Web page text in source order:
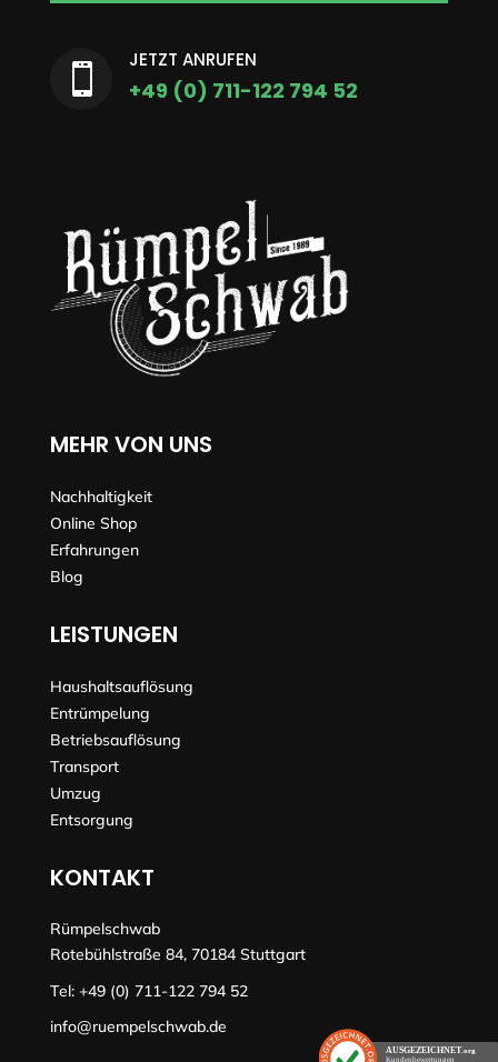
AUSGEZEICHNET.org

JETZT ANRUFEN
+49 (0) 711-122 794 52
MEHR VON UNS
Nachhaltigkeit
Online Shop
Erfahrungen
Blog
LEISTUNGEN
Haushaltsauflösung
Entrümpelung
Betriebsauflösung
Transport
Umzug
Entsorgung
KONTAKT
Rümpelschwab
Rotebühlstraße 84, 70184 Stuttgart
Tel: +49 (0) 711-122 794 52
info@ruempelschwab.de